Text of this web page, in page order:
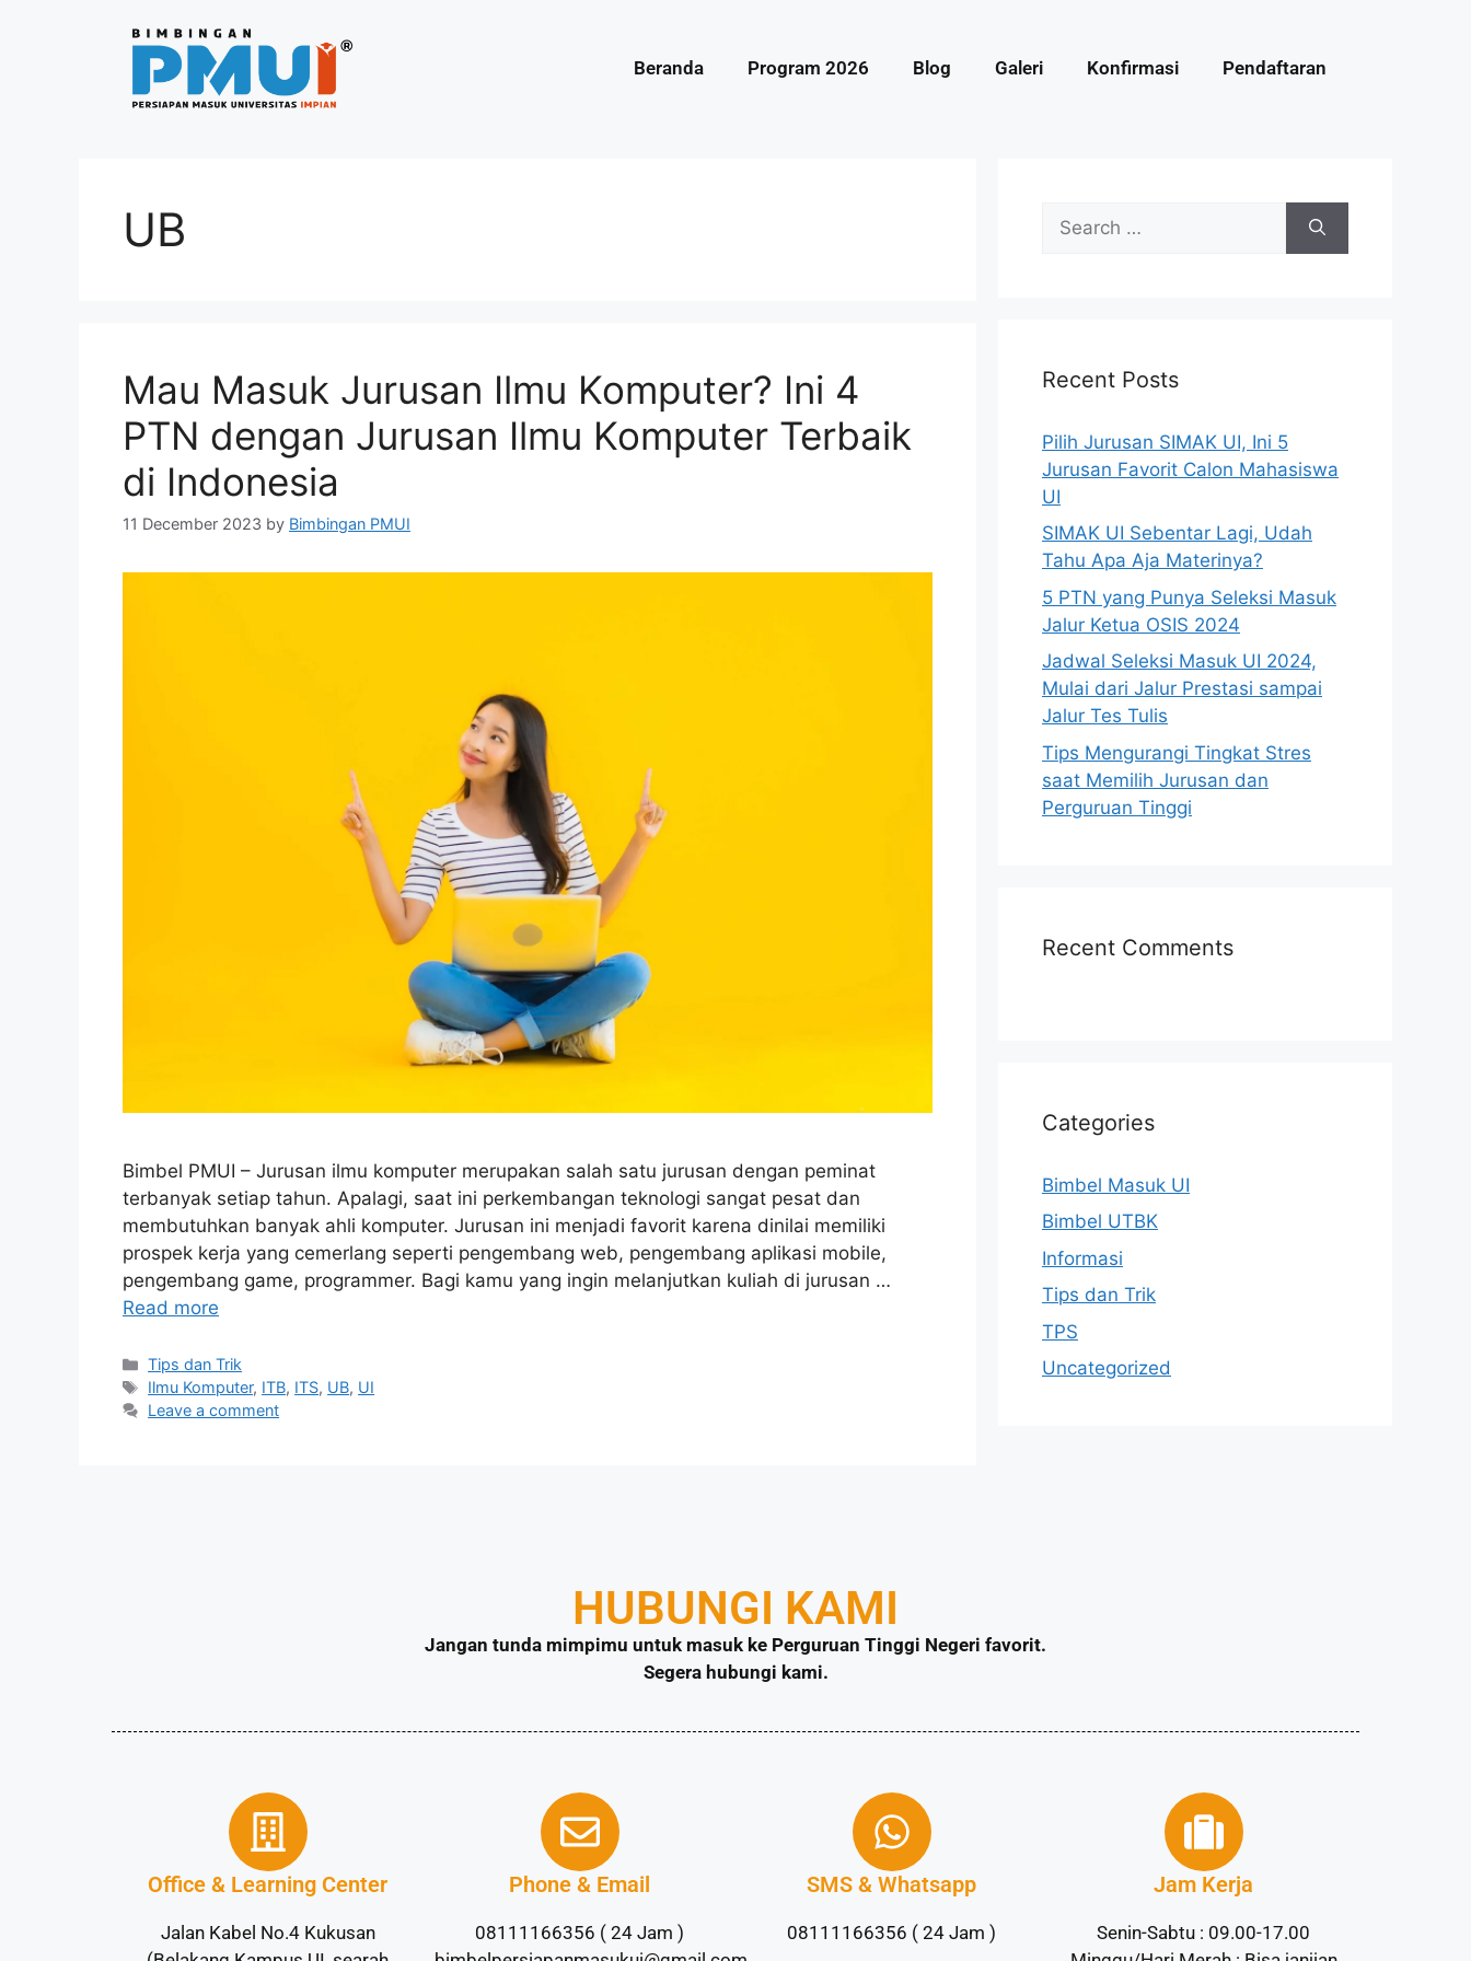
Beranda Program 2026 Blog Galeri Konfirmasi Pendaftaran
UB
Mau Masuk Jurusan Ilmu Komputer? Ini 4
PTN dengan Jurusan Ilmu Komputer Terbaik
di Indonesia
11 December 2023 by Bimbingan PMUI
Bimbel PMUI – Jurusan ilmu komputer merupakan salah satu jurusan dengan peminat
terbanyak setiap tahun. Apalagi, saat ini perkembangan teknologi sangat pesat dan
membutuhkan banyak ahli komputer. Jurusan ini menjadi favorit karena dinilai memiliki
prospek kerja yang cemerlang seperti pengembang web, pengembang aplikasi mobile,
pengembang game, programmer. Bagi kamu yang ingin melanjutkan kuliah di jurusan …
Read more
Tips dan Trik
Ilmu Komputer, ITB, ITS, UB, UI
Leave a comment
Recent Posts
Pilih Jurusan SIMAK UI, Ini 5
Jurusan Favorit Calon Mahasiswa
UI
SIMAK UI Sebentar Lagi, Udah
Tahu Apa Aja Materinya?
5 PTN yang Punya Seleksi Masuk
Jalur Ketua OSIS 2024
Jadwal Seleksi Masuk UI 2024,
Mulai dari Jalur Prestasi sampai
Jalur Tes Tulis
Tips Mengurangi Tingkat Stres
saat Memilih Jurusan dan
Perguruan Tinggi
Recent Comments
Categories
Bimbel Masuk UI
Bimbel UTBK
Informasi
Tips dan Trik
TPS
Uncategorized
HUBUNGI KAMI
Jangan tunda mimpimu untuk masuk ke Perguruan Tinggi Negeri favorit.
Segera hubungi kami.
Office & Learning Center
Jalan Kabel No.4 Kukusan
Phone & Email
08111166356 ( 24 Jam )
SMS & Whatsapp
08111166356 ( 24 Jam )
Jam Kerja
Senin-Sabtu : 09.00-17.00